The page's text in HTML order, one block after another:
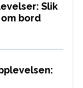
Slik
bord